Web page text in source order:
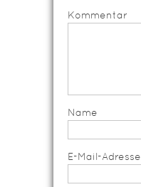
Kommentar
Name
E-Mail-Adresse